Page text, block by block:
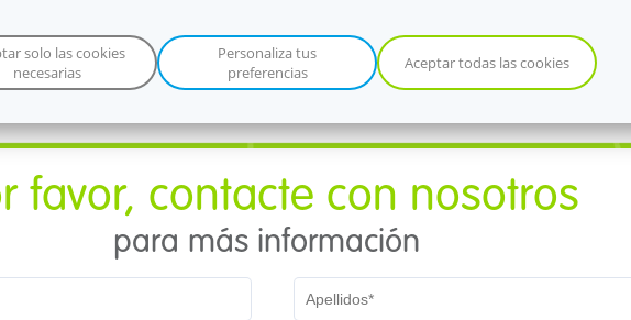
solo las cookies
necesarias
Personaliza tus
preferencias
Aceptar todas las cookies
favor, contacte con nosotros
para más información